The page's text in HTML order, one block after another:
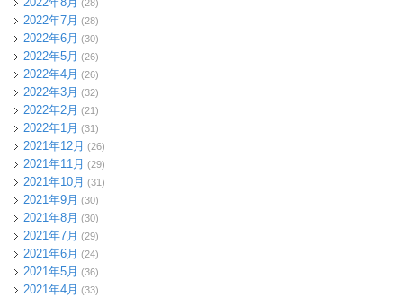
(28)
2022年7月 (28)
2022年6月 (30)
2022年5月 (26)
2022年4月 (26)
2022年3月 (32)
2022年2月 (21)
2022年1月 (31)
2021年12月 (26)
2021年11月 (29)
2021年10月 (31)
2021年9月 (30)
2021年8月 (30)
2021年7月 (29)
2021年6月 (24)
2021年5月 (36)
2021年4月 (33)